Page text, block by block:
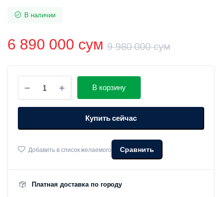
В наличии
9 980 000сум
9
6 890 000 сум
6
890
кухонная
мойка
со
Xiaomi
Intelligent
(JBS2T-
В корзину
Купить сейчас
Добавить в список желаемого Сравнить
Платная доставка по городу